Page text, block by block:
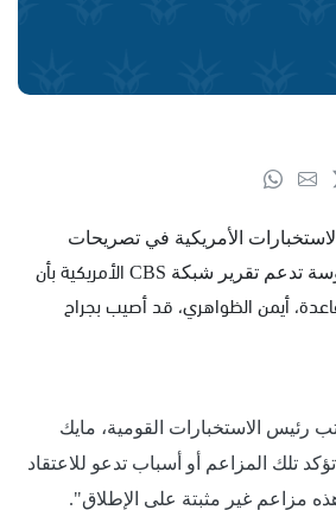
الأمريكية في تصريحات
تدعم تقرير شبكة CBS الأمريكية بأن
أيمن الظواهري، قد أصيب بجراح
الاستخبارات القومية، مايك
تلك المزاعم أو أسباب تدعو للاعتقاد
مزاعم غير مثبتة على الإطلاق".